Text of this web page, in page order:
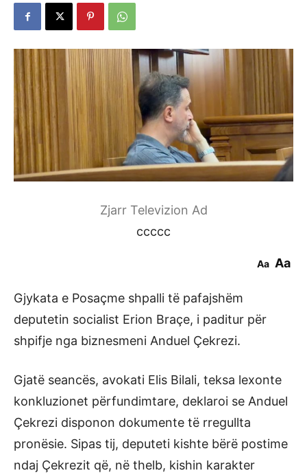
Zjarr Televizion Ad
ccccc
Aa Aa
Gjykata e Posaçme shpalli të pafajshëm
deputetin socialist Erion Braçe, i paditur për
shpifje nga biznesmeni Anduel Çekrezi.
Gjatë seancës, avokati Elis Bilali, teksa lexonte
konkluzionet përfundimtare, deklaroi se Anduel
Çekrezi disponon dokumente të rregullta
pronësie. Sipas tij, deputeti kishte bërë postime
ndaj Çekrezit që, në thelb, kishin karakter